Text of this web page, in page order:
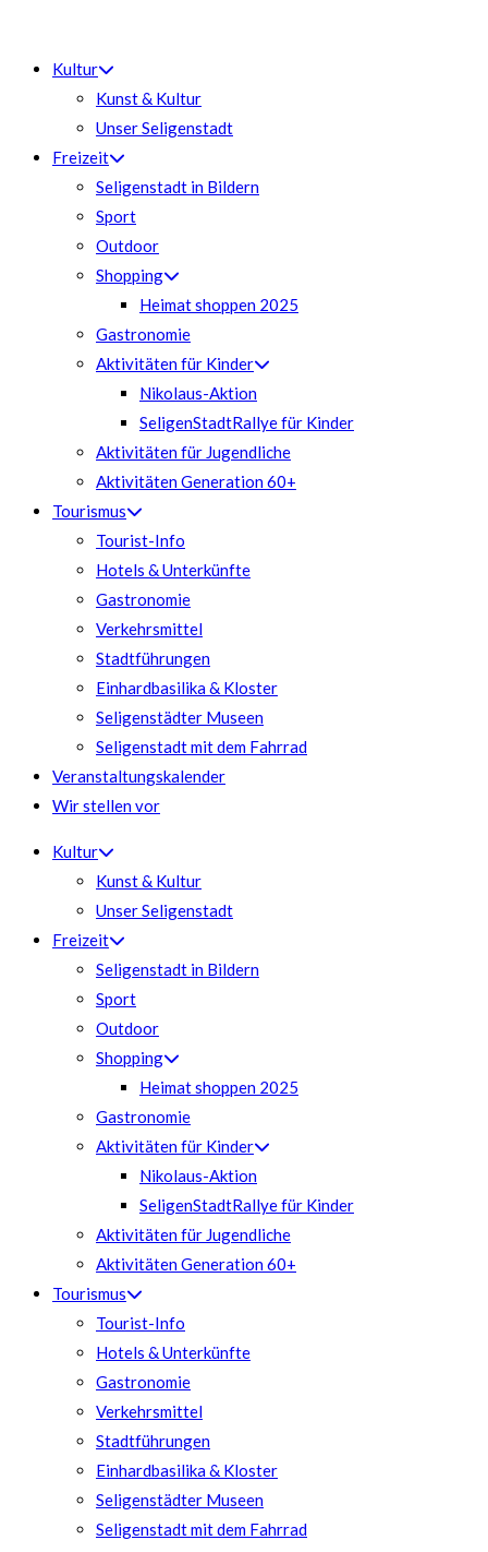
springen
Kultur
Kunst & Kultur
Unser Seligenstadt
Freizeit
Seligenstadt in Bildern
Sport
Outdoor
Shopping
Heimat shoppen 2025
Gastronomie
Aktivitäten für Kinder
Nikolaus-Aktion
SeligenStadtRallye für Kinder
Aktivitäten für Jugendliche
Aktivitäten Generation 60+
Tourismus
Tourist-Info
Hotels & Unterkünfte
Gastronomie
Verkehrsmittel
Stadtführungen
Einhardbasilika & Kloster
Seligenstädter Museen
Seligenstadt mit dem Fahrrad
Veranstaltungskalender
Wir stellen vor
Kultur
Kunst & Kultur
Unser Seligenstadt
Freizeit
Seligenstadt in Bildern
Sport
Outdoor
Shopping
Heimat shoppen 2025
Gastronomie
Aktivitäten für Kinder
Nikolaus-Aktion
SeligenStadtRallye für Kinder
Aktivitäten für Jugendliche
Aktivitäten Generation 60+
Tourismus
Tourist-Info
Hotels & Unterkünfte
Gastronomie
Verkehrsmittel
Stadtführungen
Einhardbasilika & Kloster
Seligenstädter Museen
Seligenstadt mit dem Fahrrad